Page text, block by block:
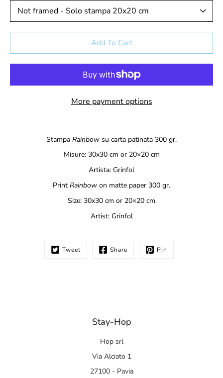
Select variant
Add To Cart
More payment options
Stampa Rainbow su carta patinata 300 gr.
Misure: 30x30 cm or 20×20 cm
Artista: Grinfol
Print Rainbow on matte paper 300 gr.
Size: 30x30 cm or 20×20 cm
Artist: Grinfol
Tweet Share Pin
Stay-Hop
Hop srl
Via Alciato 1
27100 - Pavia